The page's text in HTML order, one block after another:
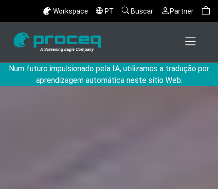
Workspace PT Buscar Partner
Num futuro impulsionado pela IA, utilizamos a tradução por
aprendizagem automática neste sítio Web.